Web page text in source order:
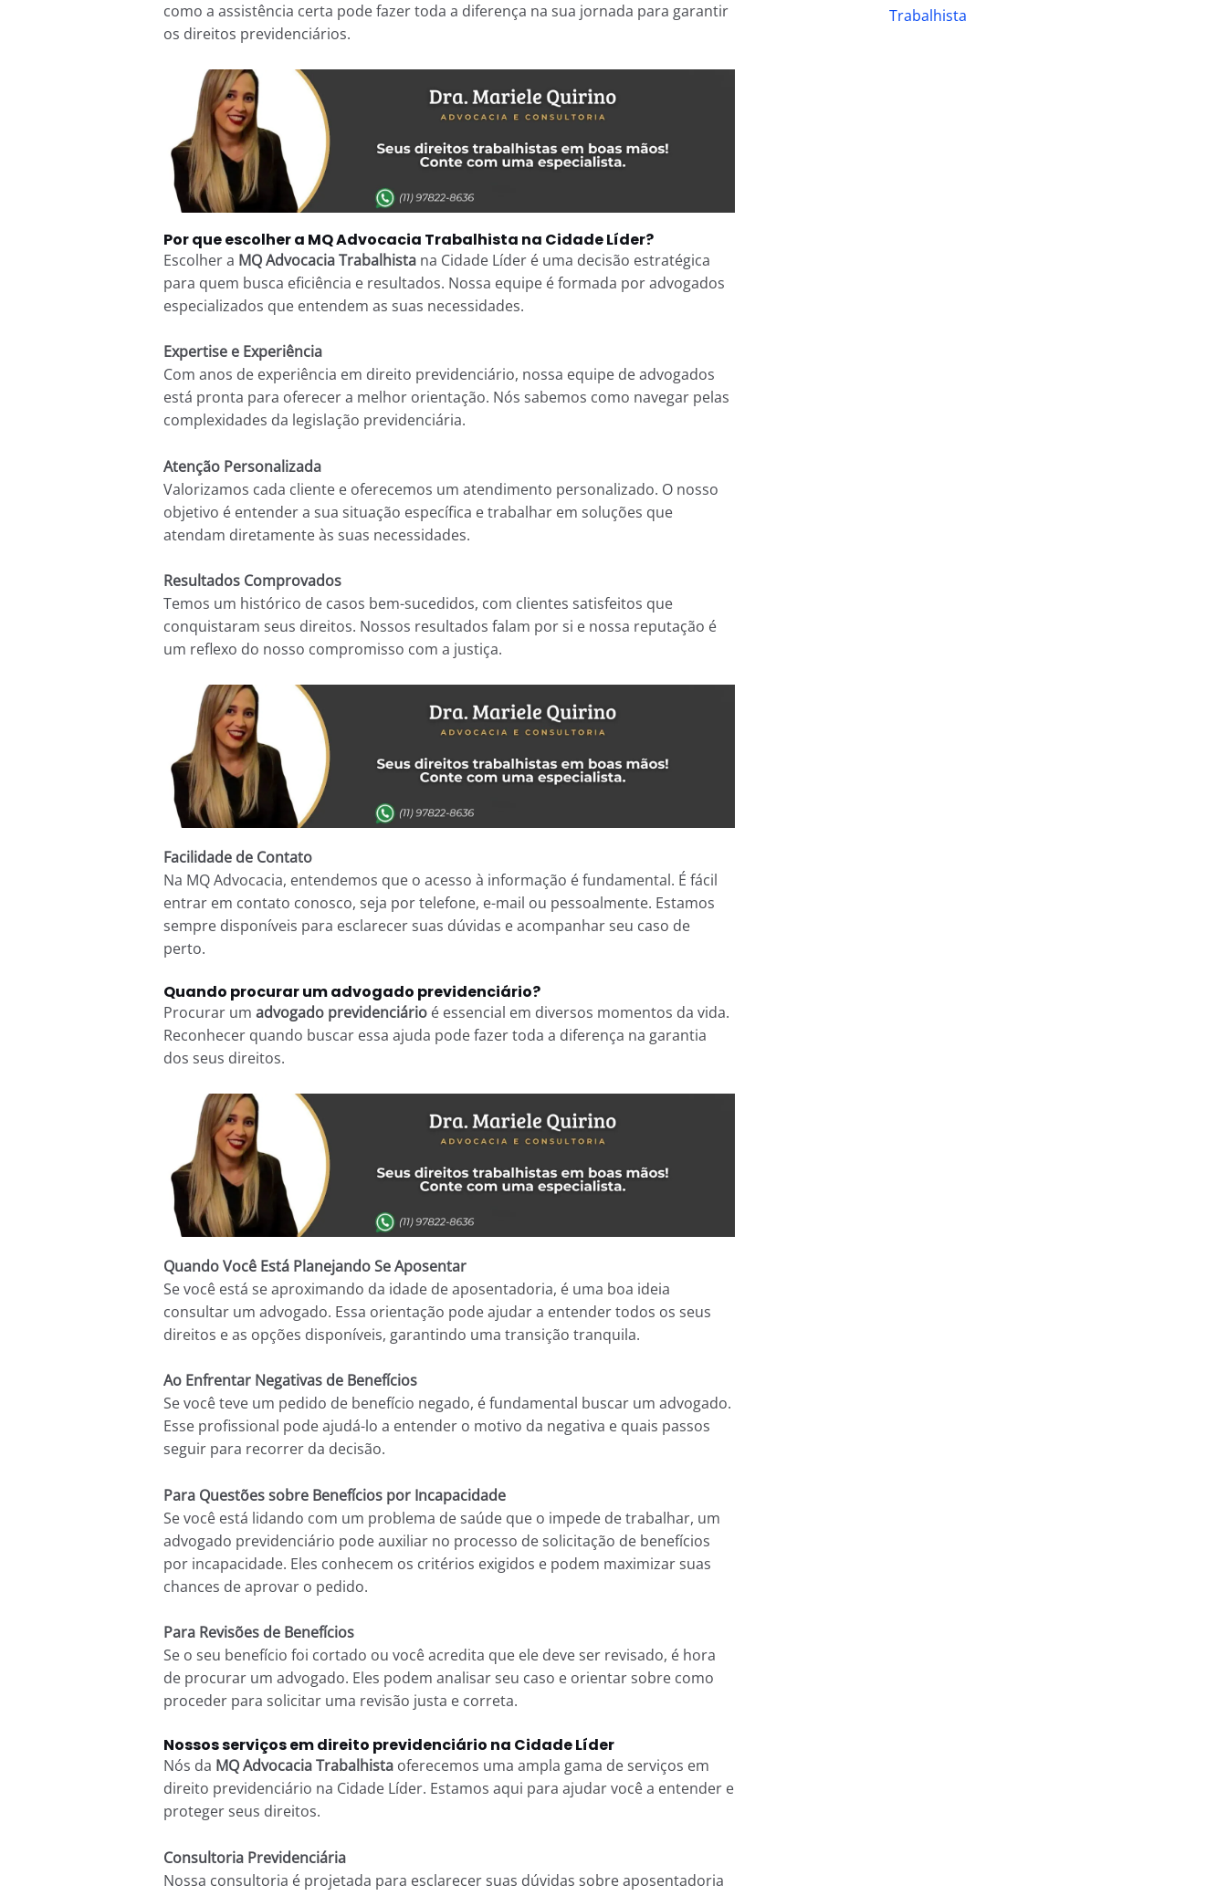
como a assistência certa pode fazer toda a diferença na sua jornada para garantir
os direitos previdenciários.
Por que escolher a MQ Advocacia Trabalhista na Cidade Líder?
Escolher a MQ Advocacia Trabalhistana Cidade Líder é uma decisão estratégica
para quem busca eficiência e resultados. Nossa equipe é formada por advogados
especializados que entendem as suas necessidades.
Expertise e Experiência
Com anos de experiência em direito previdenciário, nossa equipe de advogados
está pronta para oferecer a melhor orientação. Nós sabemos como navegar pelas
complexidades da legislação previdenciária.
Atenção Personalizada
Valorizamos cada cliente e oferecemos um atendimento personalizado. O nosso
objetivo é entender a sua situação específica e trabalhar em soluções que
atendam diretamente às suas necessidades.
Resultados Comprovados
Temos um histórico de casos bem-sucedidos, com clientes satisfeitos que
conquistaram seus direitos. Nossos resultados falam por si e nossa reputação é
um reflexo do nosso compromisso com a justiça.
Facilidade de Contato
Na MQ Advocacia, entendemos que o acesso à informação é fundamental. É fácil
entrar em contato conosco, seja por telefone, e-mail ou pessoalmente. Estamos
sempre disponíveis para esclarecer suas dúvidas e acompanhar seu caso de
perto.
Quando procurar um advogado previdenciário?
Procurar um advogado previdenciárioé essencial em diversos momentos da vida.
Reconhecer quando buscar essa ajuda pode fazer toda a diferença na garantia
dos seus direitos.
Quando Você Está Planejando Se Aposentar
Se você está se aproximando da idade de aposentadoria, é uma boa ideia
consultar um advogado. Essa orientação pode ajudar a entender todos os seus
direitos e as opções disponíveis, garantindo uma transição tranquila.
Ao Enfrentar Negativas de Benefícios
Se você teve um pedido de benefício negado, é fundamental buscar um advogado.
Esse profissional pode ajudá-lo a entender o motivo da negativa e quais passos
seguir para recorrer da decisão.
Para Questões sobre Benefícios por Incapacidade
Se você está lidando com um problema de saúde que o impede de trabalhar, um
advogado previdenciário pode auxiliar no processo de solicitação de benefícios
por incapacidade. Eles conhecem os critérios exigidos e podem maximizar suas
chances de aprovar o pedido.
Para Revisões de Benefícios
Se o seu benefício foi cortado ou você acredita que ele deve ser revisado, é hora
de procurar um advogado. Eles podem analisar seu caso e orientar sobre como
proceder para solicitar uma revisão justa e correta.
Nossos serviços em direito previdenciário na Cidade Líder
Nós da MQ Advocacia Trabalhistaoferecemos uma ampla gama de serviços em
direito previdenciário na Cidade Líder. Estamos aqui para ajudar você a entender e
proteger seus direitos.
Consultoria Previdenciária
Nossa consultoria é projetada para esclarecer suas dúvidas sobre aposentadoria
Trabalhista